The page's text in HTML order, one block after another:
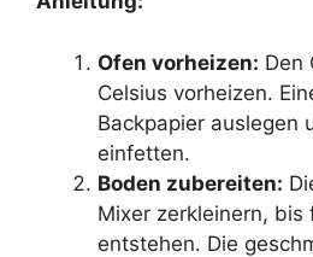
Ofen vorheizen: Den
Celsius vorheizen.
Backpapier auslegen
einfetten.
Boden zubereiten:
Mixer zerkleinern, bis
entstehen. Die